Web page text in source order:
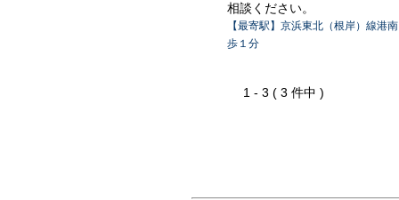
相談ください。
【最寄駅】京浜東北（根岸）線港
歩１分
1 - 3 ( 3 件中 )